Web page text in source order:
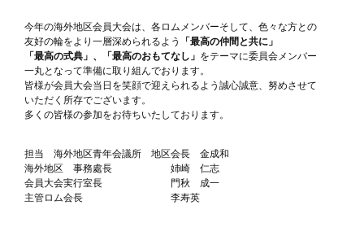
今年の海外地区会員大会は、各ロムメンバーそして、色々な方との
友好の輪をより一層深められるよう
「最高の仲間と共に」
「最高の式典」、「最高のおもてなし」 をテーマに委員会メンバー
一丸となって準備に取り組んでおります。
皆様が会員大会当日を笑顔で迎えられるよう誠心誠意、努めさせて
いただく所存でございます。
多くの皆様の参加をお待ちいたしております。
担当 海外地区青年会議所 地区会長 金成和
海外地区 事務處長 姉崎 仁志
会員大会実行室長 門秋 成一
主管ロム会長 李寿英